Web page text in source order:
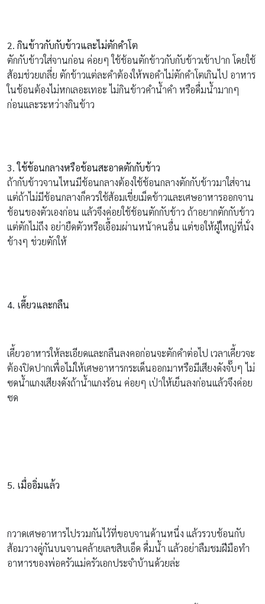
2. กินข้าวกับกับข้าวและไม่ตักคำโต
ตักกับข้าวใส่จานก่อน ค่อยๆ ใช้ช้อนตักข้าวกับกับข้าวเข้าปาก โดยใช้
ส้อมช่วยเกลี่ย ตักข้าวแต่ละคำต้องให้พอคำไม่ตักคำโตเกินไป อาหาร
ในช้อนต้องไม่หกเลอะเทอะ ไม่กินข้าวคำน้ำคำ หรือดื่มน้ำมากๆ
ก่อนและระหว่างกินข้าว
3. ใช้ช้อนกลางหรือช้อนสะอาดตักกับข้าว
ถ้ากับข้าวจานไหนมีช้อนกลางต้องใช้ช้อนกลางตักกับข้าวมาใส่จาน
แต่ถ้าไม่มีช้อนกลางก็ควรใช้ส้อมเขี่ยเม็ดข้าวและเศษอาหารออกจาน
ช้อนของตัวเองก่อน แล้วจึงค่อยใช้ช้อนตักกับข้าว ถ้าอยากตักกับข้าว
แต่ตักไม่ถึง อย่ายืดตัวหรือเอื้อมผ่านหน้าคนอื่น แต่ขอให้ผู้ใหญ่ที่นั่ง
ข้างๆ ช่วยตักให้
4. เคี้ยวและกลืน
เคี้ยวอาหารให้ละเอียดและกลืนลงคอก่อนจะตักคำต่อไป เวลาเคี้ยวจะ
ต้องปิดปากเพื่อไม่ให้เศษอาหารกระเด็นออกมาหรือมีเสียงดังจั๊บๆ ไม่
ซดน้ำแกงเสียงดังถ้าน้ำแกงร้อน ค่อยๆ เป่าให้เย็นลงก่อนแล้วจึงค่อย
ซด
5. เมื่ออิ่มแล้ว
กวาดเศษอาหารไปรวมกันไว้ที่ขอบจานด้านหนึ่ง แล้วรวบช้อนกับ
ส้อมวางคู่กันบนจานคล้ายเลขสิบเอ็ด ดื่มน้ำ แล้วอย่าลืมชมฝีมือทำ
อาหารของพ่อครัวแม่ครัวเอกประจำบ้านด้วยล่ะ